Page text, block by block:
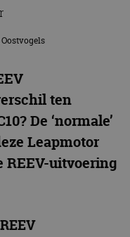
ten
De ‘normale’
Leapmotor
REEV-uitvoering